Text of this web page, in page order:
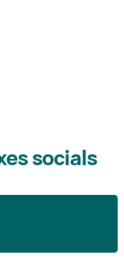
socials